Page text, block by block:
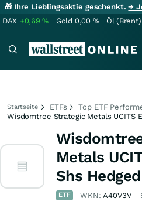
🎁 Ihre Lieblingsaktie geschenkt.→
DAX +0,69% Gold 0,00 % Öl (Brent)
Startseite ETFs
Top ETF
Wisdomtree Strategic Metals UCITS
Metals
Shs
ETF WKN:A40V3V